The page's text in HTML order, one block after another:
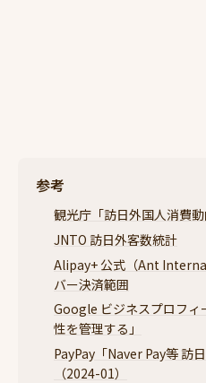
参考
観光庁「訪日外国人消費動
JNTO 訪日外客数統計
Alipay+ 公式（Ant
バー決済範囲
Google ビジネスプロフィ
性を管理する」
PayPay「Naver Pay等 訪
（2024-01）